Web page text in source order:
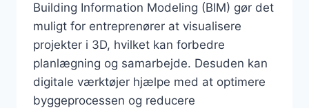
Building Information Modeling (BIM) gør det
muligt for entreprenører at visualisere
projekter i 3D, hvilket kan forbedre
planlægning og samarbejde. Desuden kan
digitale værktøjer hjælpe med at optimere
byggeprocessen og reducere